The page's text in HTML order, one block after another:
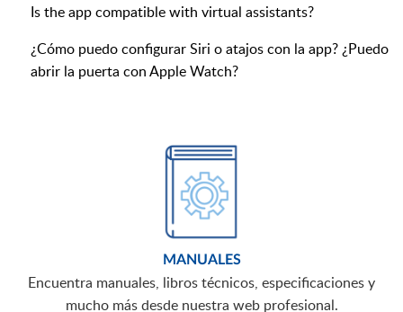
Is the app compatible with virtual assistants?
¿Cómo puedo configurar Siri o atajos con la app? ¿Puedo
abrir la puerta con Apple Watch?
MANUALES
Encuentra manuales, libros técnicos, especificaciones y
mucho más desde nuestra web profesional.